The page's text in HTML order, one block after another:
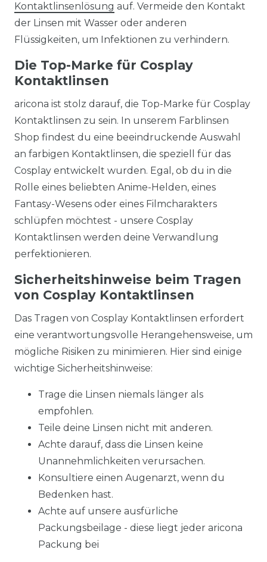
Kontaktlinsenlösung auf. Vermeide den Kontakt
der Linsen mit Wasser oder anderen
Flüssigkeiten, um Infektionen zu verhindern.
Die Top-Marke für Cosplay
Kontaktlinsen
aricona ist stolz darauf, die Top-Marke für Cosplay
Kontaktlinsen zu sein. In unserem Farblinsen
Shop findest du eine beeindruckende Auswahl
an farbigen Kontaktlinsen, die speziell für das
Cosplay entwickelt wurden. Egal, ob du in die
Rolle eines beliebten Anime-Helden, eines
Fantasy-Wesens oder eines Filmcharakters
schlüpfen möchtest - unsere Cosplay
Kontaktlinsen werden deine Verwandlung
perfektionieren.
Sicherheitshinweise beim Tragen
von Cosplay Kontaktlinsen
Das Tragen von Cosplay Kontaktlinsen erfordert
eine verantwortungsvolle Herangehensweise, um
mögliche Risiken zu minimieren. Hier sind einige
wichtige Sicherheitshinweise:
Trage die Linsen niemals länger als
empfohlen.
Teile deine Linsen nicht mit anderen.
Achte darauf, dass die Linsen keine
Unannehmlichkeiten verursachen.
Konsultiere einen Augenarzt, wenn du
Bedenken hast.
Achte auf unsere ausfürliche
Packungsbeilage - diese liegt jeder aricona
Packung bei